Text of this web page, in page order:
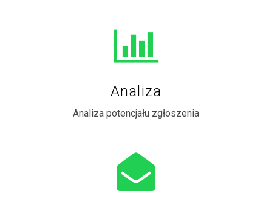
Analiza
Analiza potencjału zgłoszenia